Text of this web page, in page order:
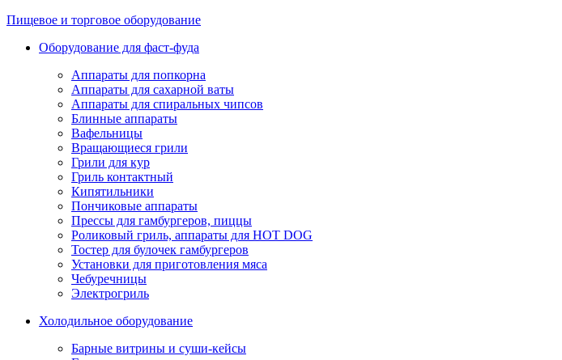
Пищевое и торговое оборудование
Оборудование для фаст-фуда
Аппараты для попкорна
Аппараты для сахарной ваты
Аппараты для спиральных чипсов
Блинные аппараты
Вафельницы
Вращающиеся грили
Грили для кур
Гриль контактный
Кипятильники
Пончиковые аппараты
Прессы для гамбургеров, пиццы
Роликовый гриль, аппараты для HOT DOG
Тостер для булочек гамбургеров
Установки для приготовления мяса
Чебуречницы
Электрогриль
Холодильное оборудование
Барные витрины и суши-кейсы